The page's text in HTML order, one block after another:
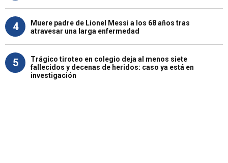
4
Muere padre de Lionel Messi a los 68 años tras
atravesar una larga enfermedad
5
Trágico tiroteo en colegio deja al menos siete
fallecidos y decenas de heridos: caso ya está en
investigación